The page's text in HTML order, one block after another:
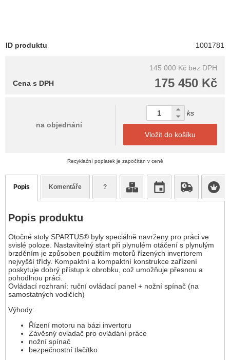
ID produktu 1001781
145 000 Kč bez DPH
175 450 Kč
Cena s DPH
na objednání
ks
Vložit do košíku
Recyklační poplatek je započítán v ceně
Popis Komentáře ?
Popis produktu
Otočné stoly SPARTUS® byly speciálně navrženy pro práci ve
svislé poloze. Nastavitelný start při plynulém otáčení s plynulým
brzděním je způsoben použitím motorů řízených invertorem
nejvyšší třídy. Kompaktní a kompaktní konstrukce zařízení
poskytuje dobrý přístup k obrobku, což umožňuje přesnou a
pohodlnou práci.
Ovládací rozhraní: ruční ovládací panel + nožní spínač (na
samostatných vodičích)
Výhody:
Řízení motoru na bázi invertoru
Závěsný ovladač pro ovládání práce
nožní spínač
bezpečnostní tlačítko